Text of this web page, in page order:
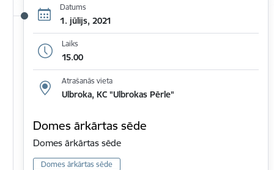
Datums
1. jūlijs, 2021
Laiks
15.00
Atrašanās vieta
Ulbroka, KC "Ulbrokas Pērle"
Domes ārkārtas sēde
Domes ārkārtas sēde
Domes ārkārtas sēde